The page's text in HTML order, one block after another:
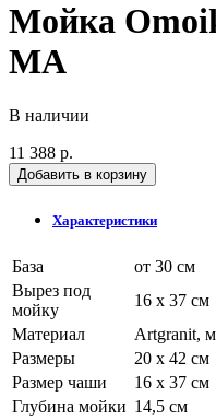
Мойка
MA
В наличии
11 388 р.
Добавить в корзину
Характеристики
База
от 30 см
Вырез под
мойку
16 x 37 см
Материал
Artgranit,
Размеры
20 x 42 см
Размер чаши
16 x 37 см
Глубина мойки 14,5 см